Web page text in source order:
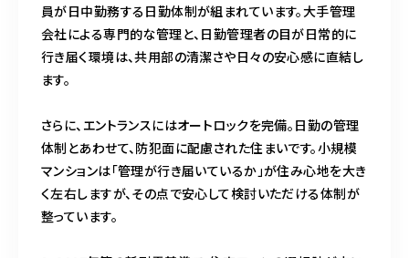
員が日中勤務する日勤体制が組まれています。大手管理
会社による専門的な管理と、日勤管理者の目が日常的に
行き届く環境は、共用部の清潔さや日々の安心感に直結し
ます。
さらに、エントランスにはオートロックを完備。日勤の管理
体制とあわせて、防犯面に配慮された住まいです。小規模
マンションは「管理が行き届いているか」が住み心地を大き
く左右しますが、その点で安心して検討いただける体制が
整っています。